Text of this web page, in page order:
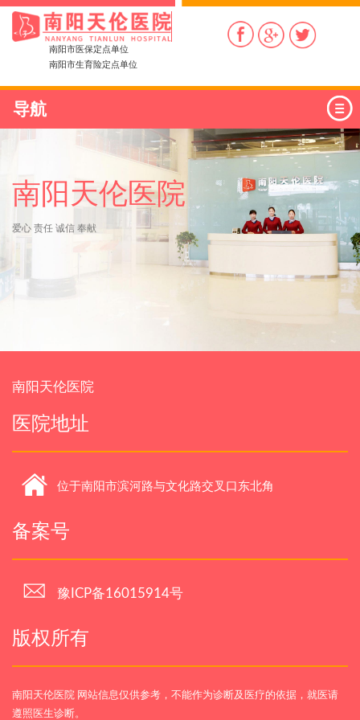
南阳市医保定点单位
南阳市生育险定点单位
导航
南阳天伦医院
爱心 责任 诚信 奉献
南阳天伦医院
医院地址
位于南阳市滨河路与文化路交叉口东北角
备案号
豫ICP备16015914号
版权所有
南阳天伦医院 网站信息仅供参考，不能作为诊断及医疗的依据，就医请
遵照医生诊断。